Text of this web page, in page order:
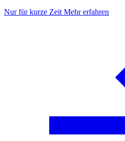
Nur für kurze Zeit Mehr erfahren